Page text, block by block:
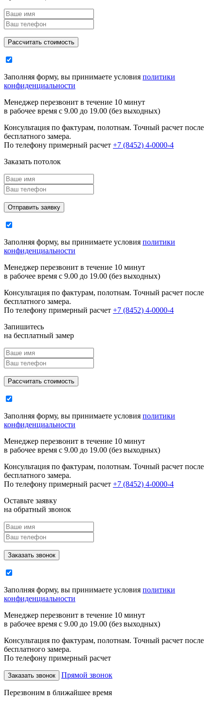
Заполняя форму, вы принимаете условия политики
конфиденциальности
Менеджер перезвонит в течение 10 минут
в рабочее время с 9.00 до 19.00 (без выходных)
Консультация по фактурам, полотнам. Точный расчет после
бесплатного замера.
По телефону примерный расчет +7 (8452) 4-0000-4
Заказать потолок
Заполняя форму, вы принимаете условия политики
конфиденциальности
Менеджер перезвонит в течение 10 минут
в рабочее время с 9.00 до 19.00 (без выходных)
Консультация по фактурам, полотнам. Точный расчет после
бесплатного замера.
По телефону примерный расчет +7 (8452) 4-0000-4
Запишитесь
на бесплатный замер
Заполняя форму, вы принимаете условия политики
конфиденциальности
Менеджер перезвонит в течение 10 минут
в рабочее время с 9.00 до 19.00 (без выходных)
Консультация по фактурам, полотнам. Точный расчет после
бесплатного замера.
По телефону примерный расчет +7 (8452) 4-0000-4
Оставьте заявку
на обратный звонок
Заполняя форму, вы принимаете условия политики
конфиденциальности
Менеджер перезвонит в течение 10 минут
в рабочее время с 9.00 до 19.00 (без выходных)
Консультация по фактурам, полотнам. Точный расчет после
бесплатного замера.
По телефону примерный расчет
Заказать звонок Прямой звонок
Перезвоним в ближайшее время